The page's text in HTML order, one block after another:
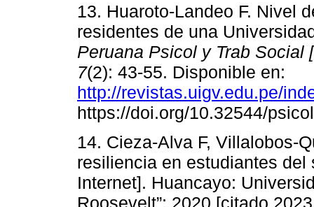
13. Huaroto-Landeo F. Nivel
residentes de una
Peruana Psicol y Trab Social
7(2): 43-55. Disponible en:
http://revistas.uigv.edu.pe/
https://doi.org/10.32544/
14. Cieza-Alva F, Villalobos-
resiliencia en estudiantes
Internet]. Huancayo:
Roosevelt”; 2020 [citado